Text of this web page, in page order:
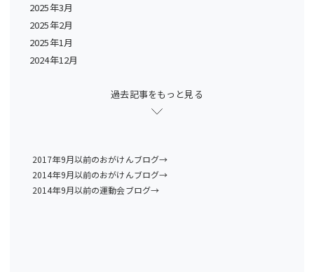
2025年3月
2025年2月
2025年1月
2024年12月
過去記事をもっと見る
2017年9月以前のおがけんブログ→
2014年9月以前のおがけんブログ→
2014年9月以前の運動会ブログ→